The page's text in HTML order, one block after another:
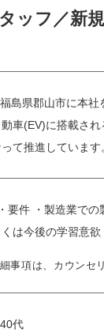
ッフ／新
島県郡山市に本
車(EV)に搭載さ
て推進しています
要件 ・製造業で
は今後の学習意
事項は、カウンセ
代